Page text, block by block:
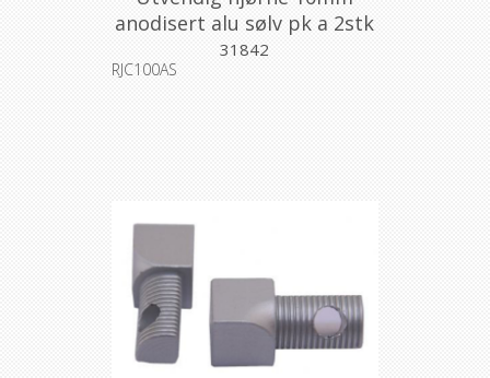
anodisert alu sølv pk a 2stk
31842
RJC100AS